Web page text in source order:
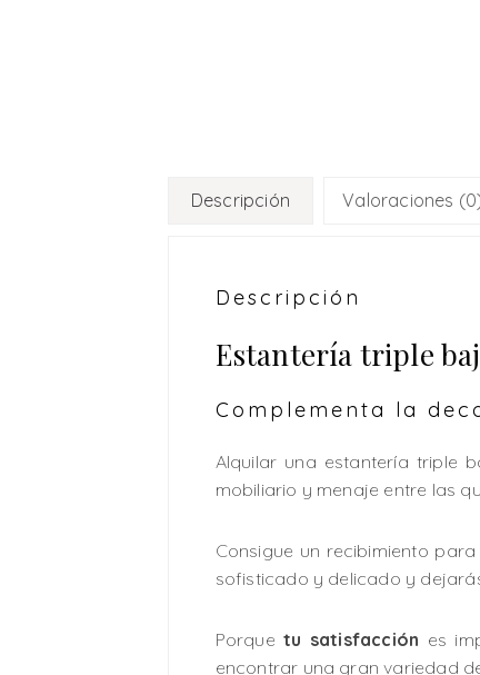
Descripción Valoraciones
Descripción
Estantería triple
Complementa la
Alquilar una estantería triple
mobiliario y menaje entre las
Consigue un recibimiento
sofisticado y delicado y
Porquetu satisfacción es
encontrar una gran variedad